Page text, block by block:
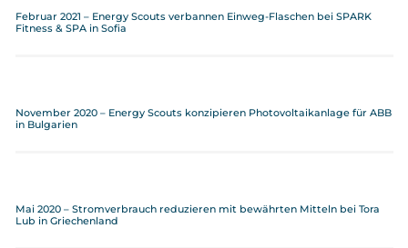
Februar 2021 – Energy Scouts verbannen Einweg-Flaschen bei SPARK
Fitness & SPA in Sofia
November 2020 – Energy Scouts konzipieren Photovoltaikanlage für ABB
in Bulgarien
Mai 2020 – Stromverbrauch reduzieren mit bewährten Mitteln bei Tora
Lub in Griechenland